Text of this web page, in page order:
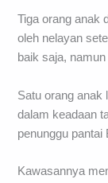
Tiga orang anak
oleh nelayan
baik saja,
Satu orang anak
dalam keadaan
penunggu
Kawasannya